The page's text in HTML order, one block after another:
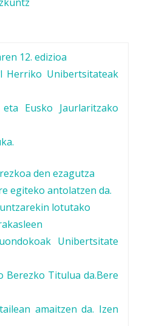
12. edizioa
Herriko Unibertsitateak
Eusko Jaurlaritzako
den ezagutza
egiteko antolatzen da.
lotutako
Unibertsitate
Berezko Titulua da.Bere
amaitzen da. Izen